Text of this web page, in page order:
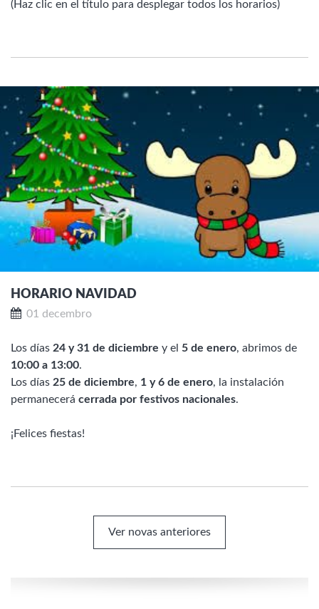
(Haz clic en el título para desplegar todos los horarios)
HORARIO NAVIDAD
01 decembro
Los días 24 y 31 de diciembre y el 5 de enero, abrimos de
10:00 a 13:00.
Los días 25 de diciembre, 1 y 6 de enero, la instalación
permanecerá cerrada por festivos nacionales.
The perfect high-level meeting place, professional shooting
¡Felices fiestas!
Ver novas anteriores